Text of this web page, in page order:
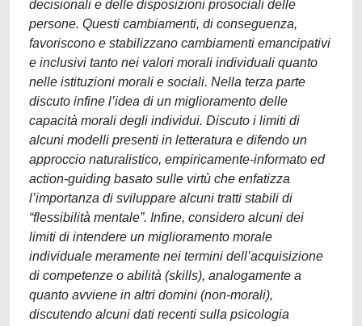
decisionali e delle disposizioni prosociali delle
persone. Questi cambiamenti, di conseguenza,
favoriscono e stabilizzano cambiamenti emancipativi
e inclusivi tanto nei valori morali individuali quanto
nelle istituzioni morali e sociali. Nella terza parte
discuto infine l’idea di un miglioramento delle
capacità morali degli individui. Discuto i limiti di
alcuni modelli presenti in letteratura e difendo un
approccio naturalistico, empiricamente-informato ed
action-guiding basato sulle virtù che enfatizza
l’importanza di sviluppare alcuni tratti stabili di
“flessibilità mentale”. Infine, considero alcuni dei
limiti di intendere un miglioramento morale
individuale meramente nei termini dell’acquisizione
di competenze o abilità (skills), analogamente a
quanto avviene in altri domini (non-morali),
discutendo alcuni dati recenti sulla psicologia